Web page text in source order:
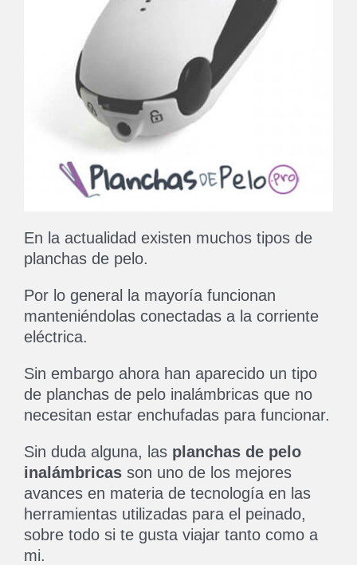
En la actualidad existen muchos tipos de
planchas de pelo.
Por lo general la mayoría funcionan
manteniéndolas conectadas a la corriente
eléctrica.
Sin embargo ahora han aparecido un tipo
de planchas de pelo inalámbricas que no
necesitan estar enchufadas para funcionar.
Sin duda alguna, las planchas de pelo
inalámbricas son uno de los mejores
avances en materia de tecnología en las
herramientas utilizadas para el peinado,
sobre todo si te gusta viajar tanto como a
mi.